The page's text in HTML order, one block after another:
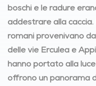
boschi e le radure
addestrare alla
romani provenivano
delle vie Erculea e
hanno portato alla
offrono un panorama